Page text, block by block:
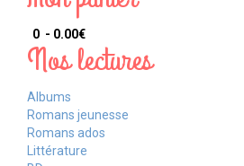
0 - 0.00‎€
Nos lectures
Albums
Romans jeunesse
Romans ados
Littérature